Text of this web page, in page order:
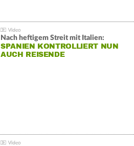
Nach heftigem Streit mit Italien:
SPANIEN KONTROLLIERT NUN
AUCH REISENDE